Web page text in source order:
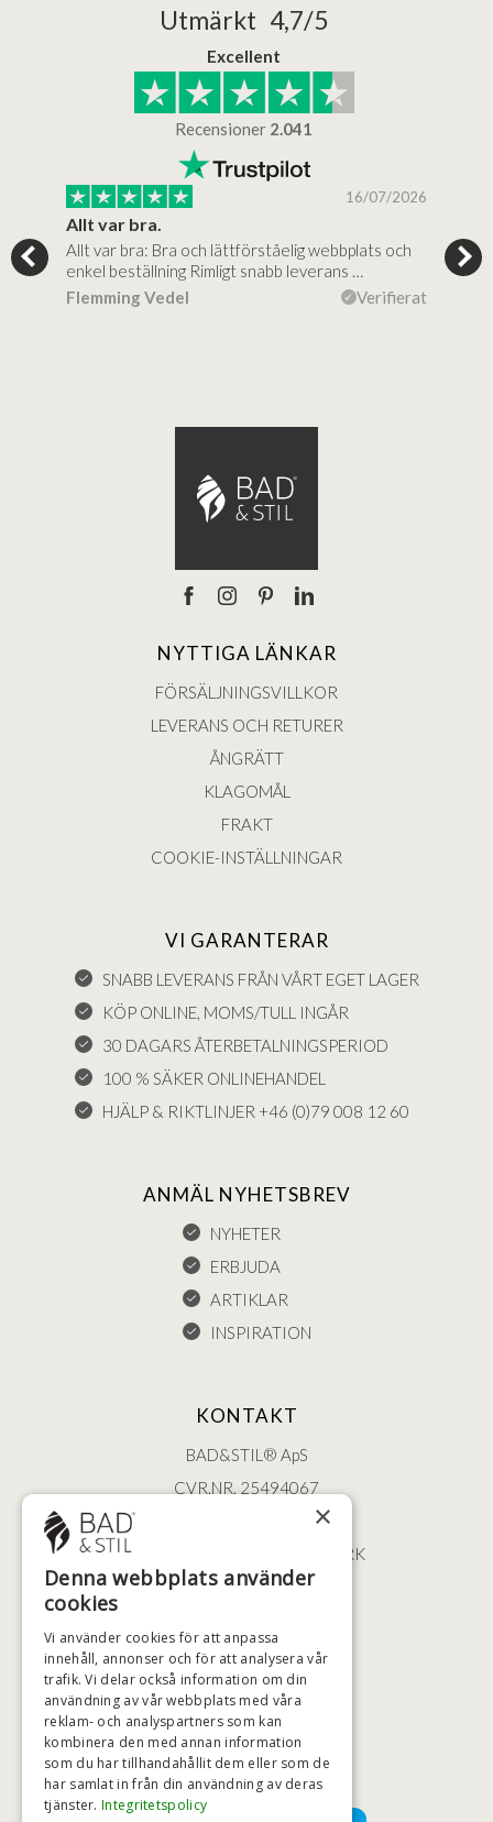
Utmärkt 4,7/5
Excellent
Recensioner 2.041
16/07/2026
Allt var bra.
Allt var bra: Bra och lättförståelig webbplats och
enkel beställning Rimligt snabb leverans …
Flemming Vedel
Verifierat
Jag
NYTTIGA LÄNKAR
FÖRSÄLJNINGSVILLKOR
LEVERANS OCH RETURER
ÅNGRÄTT
KLAGOMÅL
FRAKT
COOKIE-INSTÄLLNINGAR
VI GARANTERAR
SNABB LEVERANS FRÅN VÅRT EGET LAGER
KÖP ONLINE, MOMS/TULL INGÅR
30 DAGARS ÅTERBETALNINGSPERIOD
100 % SÄKER ONLINEHANDEL
HJÄLP & RIKTLINJER +46 (0)79 008 12 60
ANMÄL NYHETSBREV
NYHETER
ERBJUDA
ARTIKLAR
INSPIRATION
KONTAKT
BAD&STIL® ApS
CVR.NR. 25494067
ØSTERBROGADE 202
2100 KØBENHAVN • DANMARK
+46 (0)79 008 12 60
HÖGSTA KREDITVÄRDIGHET
BETALNINGSALTERNATIV
×
Denna webbplats använder
cookies
Vi använder cookies för att anpassa
innehåll, annonser och för att analysera vår
trafik. Vi delar också information om din
användning av vår webbplats med våra
reklam- och analyspartners som kan
kombinera den med annan information
som du har tillhandahållit dem eller som de
har samlat in från din användning av deras
tjänster. Integritetspolicy